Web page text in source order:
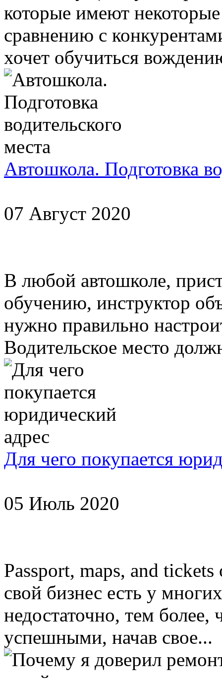
которые имеют
сравнению с
хочет обучиться
Автошкола. Подготовка
07 Август 2020
В любой автошколе,
обучению, инструктор
нужно правильно
Водительское место
Для чего покупается
05 Июль 2020
Passport, maps, and
свой бизнес есть у
недостаточно, тем более,
успешными, начав свое...